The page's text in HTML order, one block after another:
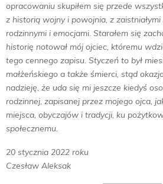
opracowaniu skupiłem się przede
z historią wojny i powojnia, z
rodzinnymi i emocjami. Starałem się
historię notował mój ojciec, któremu
tego cennego zapisu. Styczeń to był
małżeńskiego a także śmierci, stąd
nadzieję, że uda się mi jeszcze kiedyś
rodzinnej, zapisanej przez mojego ojca,
miejsca, obyczajów i tradycji, ku
społecznemu.
20 stycznia 2022 roku
Czesław Aleksak